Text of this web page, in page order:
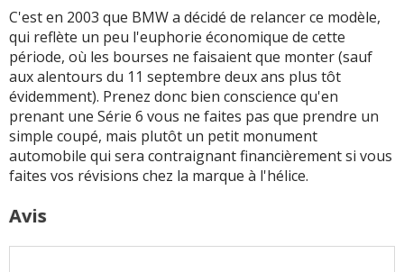
La ligne d'un très beau
coupé couplé à une
habitabilité suffisante
pour 4
Coffre très respectable
Boîte SMG disponible.
On n'est donc pas
obligé de se coltiner la
réactive (SMG =
robotisée / Steptronic =
mais pénalisée par
certains matériaux
recouvrant la console
centrale. Si l'imitation
carbone est très
satisfaisante, le placage
façon aluminium fait un
peu toc. Ces défauts
font un peu penser à la
qui manque
Finition 8
Infotainment 5
Habitabilité 6.5
Coffre(450L) 7.5
C'est en 2003 que BMW a décidé de relancer ce modèle,
qui reflète un peu l'euphorie économique de cette
période, où les bourses ne faisaient que monter (sauf
aux alentours du 11 septembre deux ans plus tôt
évidemment). Prenez donc bien conscience qu'en
prenant une Série 6 vous ne faites pas que prendre un
simple coupé, mais plutôt un petit monument
automobile qui sera contraignant financièrement si vous
faites vos révisions chez la marque à l'hélice.
Avis